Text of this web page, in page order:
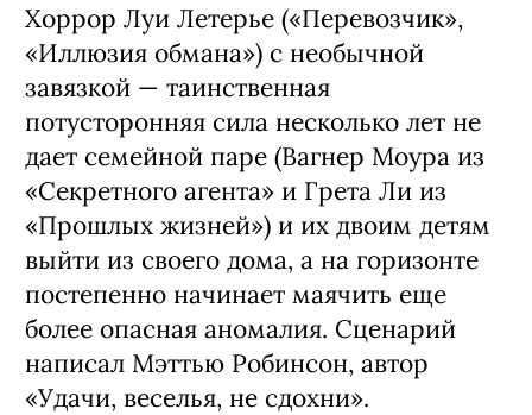
Хоррор Луи Летерье («Перевозчик»,
«Иллюзия обмана») с необычной
завязкой — таинственная
потусторонняя сила несколько лет не
дает семейной паре (Вагнер Моура из
«Секретного агента» и Грета Ли из
«Прошлых жизней») и их двоим детям
выйти из своего дома, а на горизонте
постепенно начинает маячить еще
более опасная аномалия. Сценарий
написал Мэттью Робинсон, автор
«Удачи, веселья, не сдохни».